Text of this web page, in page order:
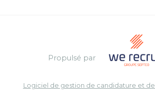
Propulsé par
Logiciel de gestion de candidature et